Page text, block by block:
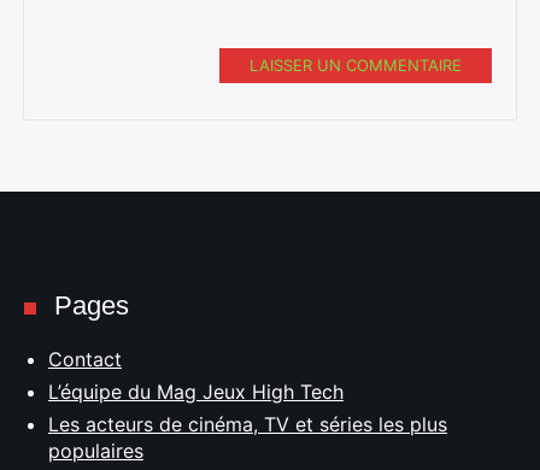
LAISSER UN COMMENTAIRE
Pages
Contact
L’équipe du Mag Jeux High Tech
Les acteurs de cinéma, TV et séries les plus
populaires